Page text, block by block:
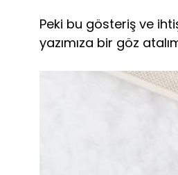
Peki bu gösteriş ve
yazımıza bir göz